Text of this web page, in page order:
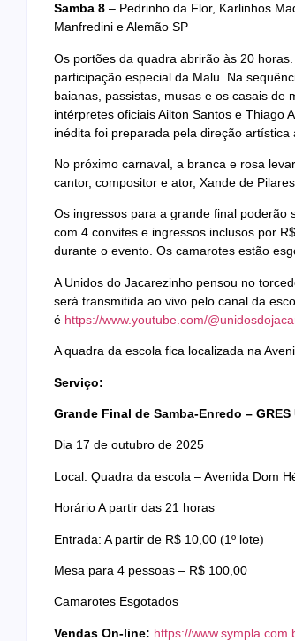
Samba 8 – Pedrinho da Flor, Karlinhos
Manfredini e Alemão SP
Os portões da quadra abrirão às 20
participação especial da Malu. Na
baianas, passistas, musas e os casais de
intérpretes oficiais Ailton Santos e Thiago
inédita foi preparada pela direção
No próximo carnaval, a branca e rosa
cantor, compositor e ator, Xande de
Os ingressos para a grande final poderão
com 4 convites e ingressos inclusos por
durante o evento. Os camarotes estão
A Unidos do Jacarezinho pensou no
será transmitida ao vivo pelo canal da
é https://www.youtube.com/
A quadra da escola fica localizada na
Serviço:
Grande Final de Samba-Enredo –
Dia 17 de outubro de 2025
Local: Quadra da escola – Avenida Dom
Horário A partir das 21 horas
Entrada: A partir de R$ 10,00 (1º lote)
Mesa para 4 pessoas – R$ 100,00
Camarotes Esgotados
Vendas On-line: https://